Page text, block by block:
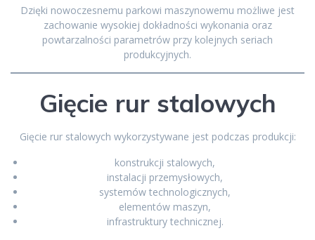
Dzięki nowoczesnemu parkowi maszynowemu możliwe jest
zachowanie wysokiej dokładności wykonania oraz
powtarzalności parametrów przy kolejnych seriach
produkcyjnych.
Gięcie rur stalowych
Gięcie rur stalowych wykorzystywane jest podczas produkcji:
konstrukcji stalowych,
instalacji przemysłowych,
systemów technologicznych,
elementów maszyn,
infrastruktury technicznej.